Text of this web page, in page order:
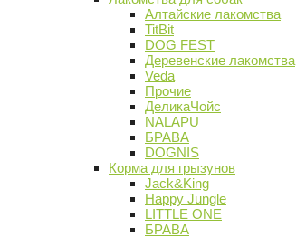
Алтайские лакомства
TitBit
DOG FEST
Деревенские лакомства
Veda
Прочие
ДеликаЧойс
NALAPU
БРАВА
DOGNIS
Корма для грызунов
Jack&King
Happy Jungle
LITTLE ONE
БРАВА